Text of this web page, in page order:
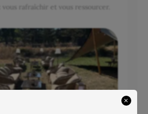
vous rafraîchir et vous ressourcer.
×